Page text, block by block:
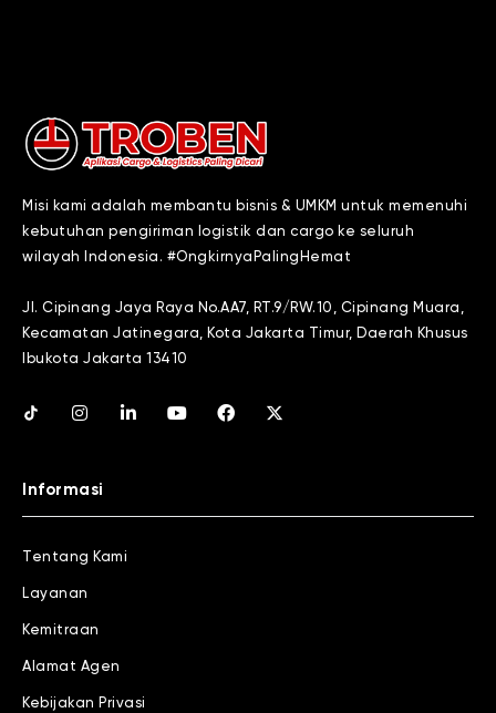
Misi kami adalah membantu bisnis & UMKM untuk memenuhi
kebutuhan pengiriman logistik dan cargo ke seluruh
wilayah Indonesia. #OngkirnyaPalingHemat
Jl. Cipinang Jaya Raya No.AA7, RT.9/RW.10, Cipinang Muara,
Kecamatan Jatinegara, Kota Jakarta Timur, Daerah Khusus
Ibukota Jakarta 13410
Informasi
Tentang Kami
Layanan
Kemitraan
Alamat Agen
Kebijakan Privasi